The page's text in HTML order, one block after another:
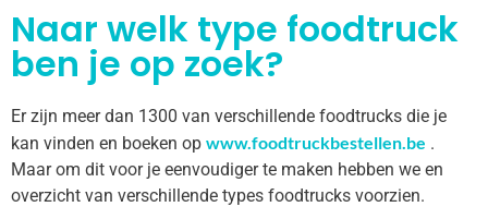
Naar welk type foodtruck
ben je op zoek?
Er zijn meer dan 1300 van verschillende foodtrucks die je
kan vinden en boeken op www.foodtruckbestellen.be .
Maar om dit voor je eenvoudiger te maken hebben we en
overzicht van verschillende types foodtrucks voorzien.